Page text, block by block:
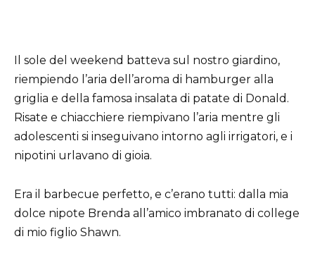
Il sole del weekend batteva sul nostro giardino,
riempiendo l’aria dell’aroma di hamburger alla
griglia e della famosa insalata di patate di Donald.
Risate e chiacchiere riempivano l’aria mentre gli
adolescenti si inseguivano intorno agli irrigatori, e i
nipotini urlavano di gioia.
Era il barbecue perfetto, e c’erano tutti: dalla mia
dolce nipote Brenda all’amico imbranato di college
di mio figlio Shawn.